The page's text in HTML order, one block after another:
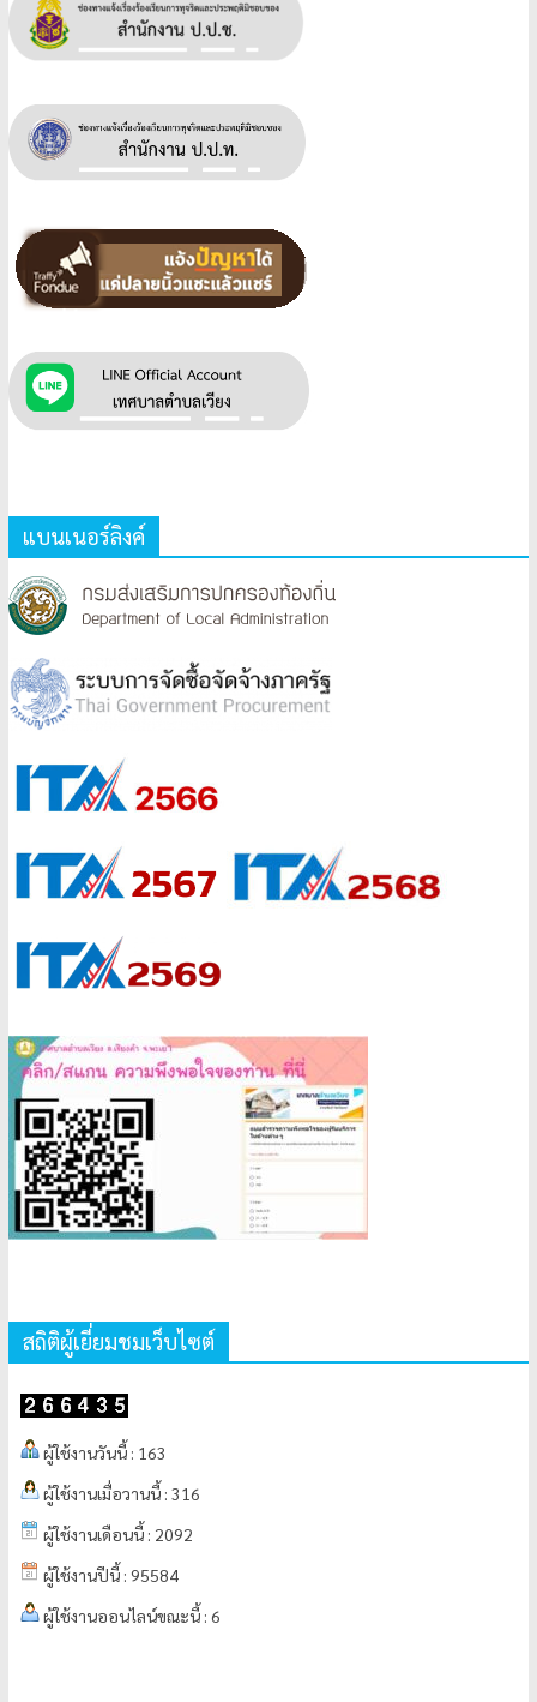
แบนเนอร์ลิงค์
สถิติผู้เยี่ยมชมเว็บไซต์
ผู้ใช้งานวันนี้ : 163
ผู้ใช้งานเมื่อวานนี้ : 316
ผู้ใช้งานเดือนนี้ : 2092
ผู้ใช้งานปีนี้ : 95584
ผู้ใช้งานออนไลน์ขณะนี้ : 6